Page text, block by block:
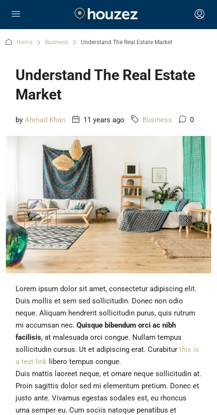
Home Business Understand The Real Estate Market
Understand The Real Estate
Market
by Ahmad Khan 11 years ago Business 0
Lorem ipsum dolor sit amet, consectetur adipiscing elit.
Duis mollis et sem sed sollicitudin. Donec non odio
neque. Aliquam hendrerit sollicitudin purus, quis rutrum
mi accumsan nec. Quisque bibendum orci ac nibh
facilisis, at malesuada orci congue. Nullam tempus
sollicitudin cursus. Ut et adipiscing erat. Curabitur this is
a text link libero tempus congue.
Duis mattis laoreet neque, et ornare neque sollicitudin at.
Proin sagittis dolor sed mi elementum pretium. Donec et
justo ante. Vivamus egestas sodales est, eu rhoncus
urna semper eu. Cum sociis natoque penatibus et